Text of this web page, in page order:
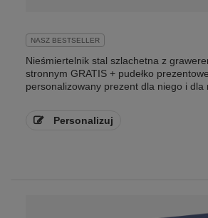
NASZ BESTSELLER
Nieśmiertelnik stal szlachetna z
stronnym GRATIS + pudełko
personalizowany prezent dla niego i dla
Personalizuj